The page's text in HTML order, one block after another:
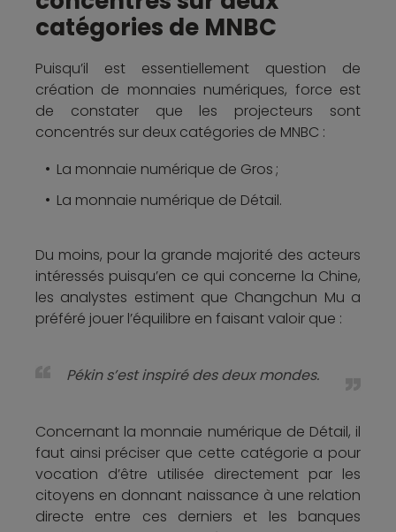
catégories de MNBC
Puisqu’il est essentiellement question de
création de monnaies numériques, force est
de constater que les projecteurs sont
concentrés sur deux catégories de MNBC :
La monnaie numérique de Gros ;
La monnaie numérique de Détail.
Du moins, pour la grande majorité des acteurs
intéressés puisqu’en ce qui concerne la Chine,
les analystes estiment que Changchun Mu a
préféré jouer l’équilibre en faisant valoir que :
Pékin s’est inspiré des deux mondes.
Concernant la monnaie numérique de Détail, il
faut ainsi préciser que cette catégorie a pour
vocation d’être utilisée directement par les
citoyens en donnant naissance à une relation
directe entre ces derniers et les banques